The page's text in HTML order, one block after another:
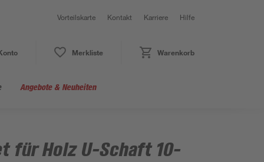
Vorteilskarte Kontakt Karriere Hilfe
Merkliste Warenkorb
Angebote & Neuheiten
für Holz U-Schaft 10-